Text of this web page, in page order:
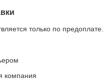
только по предоплате.
компания